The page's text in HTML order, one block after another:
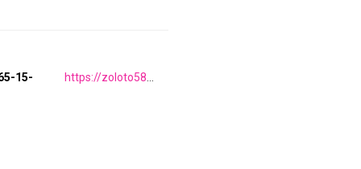
15-
https://zoloto585.ru